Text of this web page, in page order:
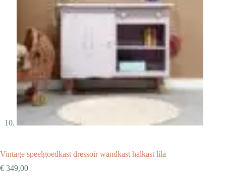
Vintage speelgoedkast dressoir wandkast halkast lila
€ 349,00